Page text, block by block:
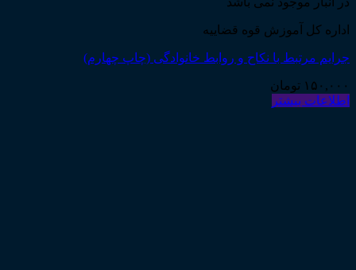
اداره کل آموزش قوه قضاییه
جرایم مرتبط با نکاح و روابط خانوادگی (چاپ چهارم)
۱۵۰,۰۰۰ تومان
اطلاعات بیشتر